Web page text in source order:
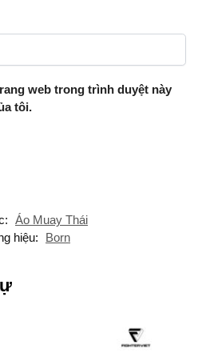
web trong trình duyệt này
tôi.
Áo Muay Thái
hiệu:
Born